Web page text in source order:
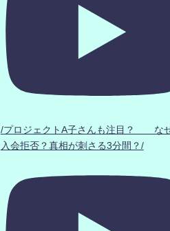
/プロジェクトA子さんも注目？ な
入会拒否？真相が刺さる3分間？/